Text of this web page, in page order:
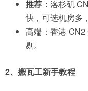
推荐： 洛杉矶
快，可选机房多
高端：香港
剔。
2、搬瓦工新手教程